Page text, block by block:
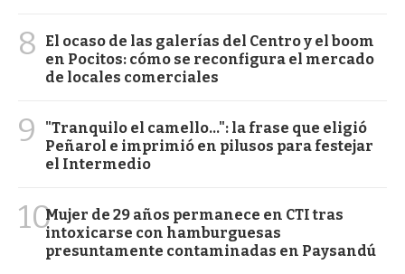
8
El ocaso de las galerías del Centro y el boom
en Pocitos: cómo se reconfigura el mercado
de locales comerciales
9
"Tranquilo el camello...": la frase que eligió
Peñarol e imprimió en pilusos para festejar
el Intermedio
10Mujer de 29 años permanece en CTI tras
intoxicarse con hamburguesas
presuntamente contaminadas en Paysandú